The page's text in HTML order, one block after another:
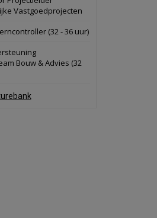
politiebureau
Voormalig
Vastgoedprojecten
(32 - 36 uur)
Bouw & Advies (32